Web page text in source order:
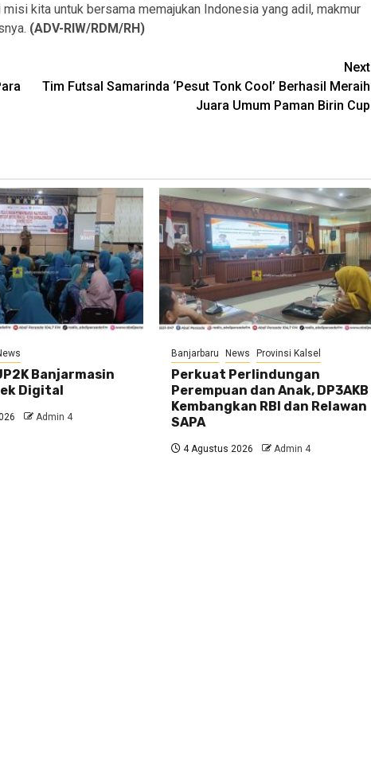
kita untuk bersama memajukan Indonesia yang adil, makmur
(ADV-RIW/RDM/RH)
Next
Tim Futsal Samarinda ‘Pesut Tonk Cool’ Berhasil Meraih
Juara Umum Paman Birin Cup
Banjarmasin
Digital
Admin 4
Banjarbaru News Provinsi Kalsel
Perkuat Perlindungan
Perempuan dan Anak, DP3AKB
Kembangkan RBI dan Relawan
SAPA
4 Agustus 2026 Admin 4